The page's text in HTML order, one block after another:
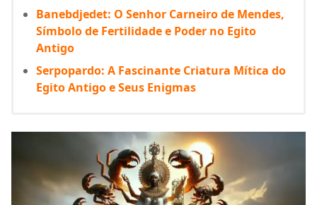
Banebdjedet: O Senhor Carneiro de Mendes,
Símbolo de Fertilidade e Poder no Egito
Antigo
Serpopardo: A Fascinante Criatura Mítica do
Egito Antigo e Seus Enigmas